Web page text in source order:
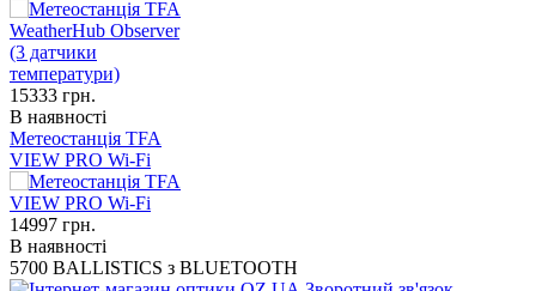
15333 грн.
В наявності
Метеостанція TFA
VIEW PRO Wi-Fi
14997 грн.
В наявності
5700 BALLISTICS з BLUETOOTH